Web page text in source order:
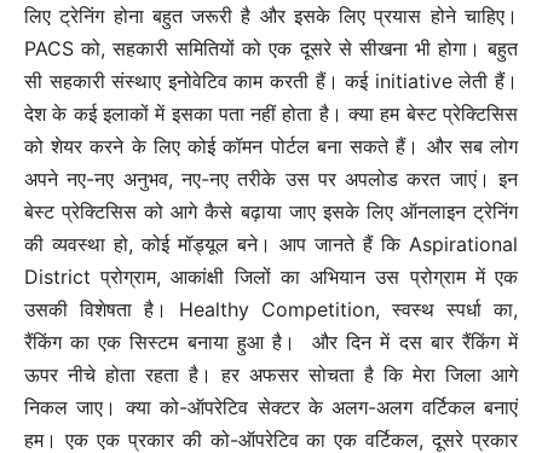
लिए ट्रेनिंग होना बहुत जरूरी है और इसके लिए प्रयास होने चाहिए।
PACS को, सहकारी समितियों को एक दूसरे से सीखना भी होगा। बहुत
सी सहकारी संस्थाए इनोवेटिव काम करती हैं। कई initiative लेती हैं।
देश के कई इलाकों में इसका पता नहीं होता है। क्या हम बेस्ट प्रेक्टिसिस
को शेयर करने के लिए कोई कॉमन पोर्टल बना सकते हैं। और सब लोग
अपने नए-नए अनुभव, नए-नए तरीके उस पर अपलोड करत जाएं। इन
बेस्ट प्रेक्टिसिस को आगे कैसे बढ़ाया जाए इसके लिए ऑनलाइन ट्रेनिंग
की व्यवस्था हो, कोई मॉड्यूल बने। आप जानते हैं कि Aspirational
District प्रोग्राम, आकांक्षी जिलों का अभियान उस प्रोग्राम में एक
उसकी विशेषता है। Healthy Competition, स्वस्थ स्पर्धा का,
रैंकिंग का एक सिस्टम बनाया हुआ है। और दिन में दस बार रैंकिंग में
ऊपर नीचे होता रहता है। हर अफसर सोचता है कि मेरा जिला आगे
निकल जाए। क्या को-ऑपरेटिव सेक्टर के अलग-अलग वर्टिकल बनाएं
हम। एक एक प्रकार की को-ऑपरेटिव का एक वर्टिकल, दूसरे प्रकार